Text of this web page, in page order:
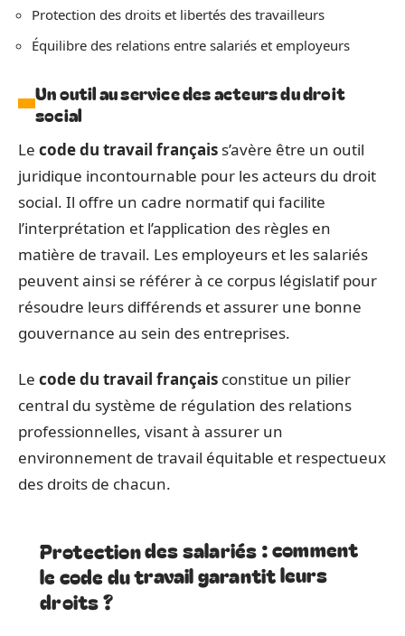
Protection des droits et libertés des travailleurs
Équilibre des relations entre salariés et employeurs
Un outil au service des acteurs du droit
social
Le code du travail français s’avère être un outil
juridique incontournable pour les acteurs du droit
social. Il offre un cadre normatif qui facilite
l’interprétation et l’application des règles en
matière de travail. Les employeurs et les salariés
peuvent ainsi se référer à ce corpus législatif pour
résoudre leurs différends et assurer une bonne
gouvernance au sein des entreprises.
Le code du travail français constitue un pilier
central du système de régulation des relations
professionnelles, visant à assurer un
environnement de travail équitable et respectueux
des droits de chacun.
Protection des salariés : comment
le code du travail garantit leurs
droits ?